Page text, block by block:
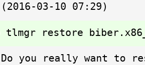
(2016-03-10 07:29)
tlmgr restore
Do you really want to